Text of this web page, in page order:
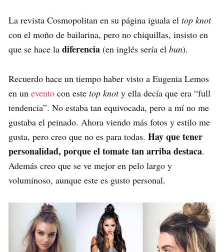
La revista Cosmopolitan en su página iguala el top knot
con el moño de bailarina, pero no chiquillas, insisto en
que se hace la diferencia (en inglés sería el bun).
Recuerdo hace un tiempo haber visto a Eugenia Lemos
en un evento con este top knoty ella decía que era “full
tendencia”. No estaba tan equivocada, pero a mí no me
gustaba el peinado. Ahora viendo más fotos y estilo me
gusta, pero creo que no es para todas. Hay que tener
personalidad, porque el tomate tan arriba destaca.
Además creo que se ve mejor en pelo largo y
voluminoso, aunque este es gusto personal.